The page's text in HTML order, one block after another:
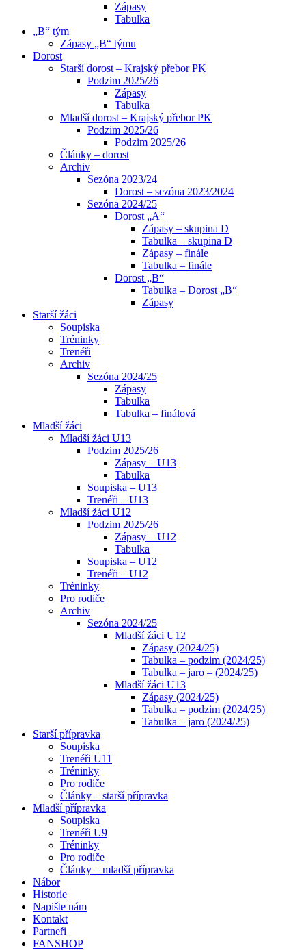
Zápasy
Tabulka
„B“ tým
Zápasy „B“ týmu
Dorost
Starší dorost – Krajský přebor PK
Podzim 2025/26
Zápasy
Tabulka
Mladší dorost – Krajský přebor PK
Podzim 2025/26
Podzim 2025/26
Články – dorost
Archiv
Sezóna 2023/24
Dorost – sezóna 2023/2024
Sezóna 2024/25
Dorost „A“
Zápasy – skupina D
Tabulka – skupina D
Zápasy – finále
Tabulka – finále
Dorost „B“
Tabulka – Dorost „B“
Zápasy
Starší žáci
Soupiska
Tréninky
Trenéři
Archiv
Sezóna 2024/25
Zápasy
Tabulka
Tabulka – finálová
Mladší žáci
Mladší žáci U13
Podzim 2025/26
Zápasy – U13
Tabulka
Soupiska – U13
Trenéři – U13
Mladší žáci U12
Podzim 2025/26
Zápasy – U12
Tabulka
Soupiska – U12
Trenéři – U12
Tréninky
Pro rodiče
Archiv
Sezóna 2024/25
Mladší žáci U12
Zápasy (2024/25)
Tabulka – podzim (2024/25)
Tabulka – jaro – (2024/25)
Mladší žáci U13
Zápasy (2024/25)
Tabulka – podzim (2024/25)
Tabulka – jaro (2024/25)
Starší přípravka
Soupiska
Trenéři U11
Tréninky
Pro rodiče
Články – starší přípravka
Mladší přípravka
Soupiska
Trenéři U9
Tréninky
Pro rodiče
Články – mladší přípravka
Nábor
Historie
Napište nám
Kontakt
Partneři
FANSHOP